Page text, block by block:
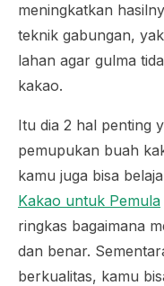
meningkatkan
teknik gabungan,
lahan agar gulma
kakao.
Itu dia 2 hal penting
pemupukan buah
kamu juga bisa
Kakao untuk Pemula
ringkas bagaimana
dan benar.
berkualitas, kamu